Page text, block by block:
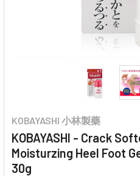
KOBAYASHI 小林製藥
KOBAYASHI - Crack
Moisturzing Heel Foot
30g